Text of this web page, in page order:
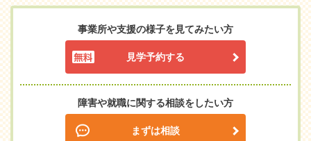
事業所や支援の様子を見てみたい方
見学予約する
障害や就職に関する相談をしたい方
まずは相談